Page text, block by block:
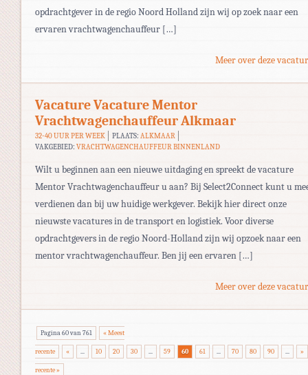
opdrachtgever in de regio Noord Holland zijn wij op zoek naar een
ervaren vrachtwagenchauffeur […]
Meer over deze
Vacature Vacature Mentor
Vrachtwagenchauffeur Alkmaar
32-40 UUR PER WEEK PLAATS: ALKMAAR
VAKGEBIED: VRACHTWAGENCHAUFFEUR BINNENLAND
Wilt u beginnen aan een nieuwe uitdaging en spreekt de vacature
Mentor Vrachtwagenchauffeur u aan? Bij Select2Connect kunt u
verdienen dan bij uw huidige werkgever. Bekijk hier direct onze
nieuwste vacatures in de transport en logistiek. Voor diverse
opdrachtgevers in de regio Noord-Holland zijn wij opzoek naar een
mentor vrachtwagenchauffeur. Ben jij een ervaren […]
Meer over deze
Pagina 60 van 761 « Meest
recente « ... 10 20 30 ... 59 60 61 ... 70 80 90 ... »
recente »